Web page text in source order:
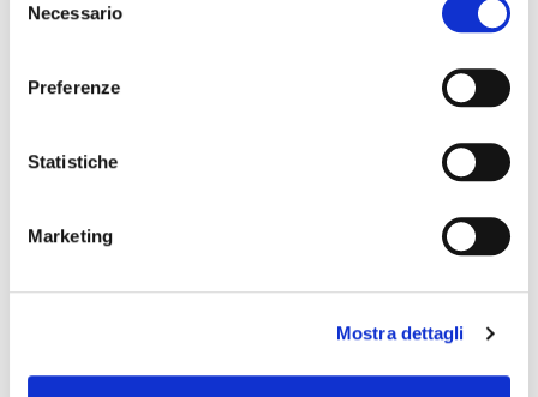
delNecessario
Preferenze
Statistiche
Marketing
Mostra dettagli